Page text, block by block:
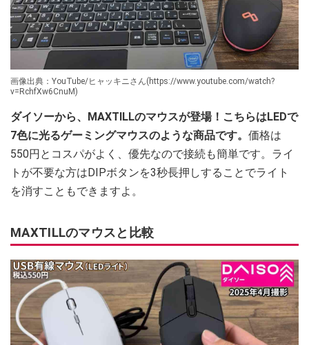
画像出典：YouTube/ヒャッキニさん(https://www.youtube.com/watch?
v=RchfXw6CnuM)
ダイソーから、MAXTILLのマウスが登場！こちらはLEDで
7色に光るゲーミングマウスのような商品です。 価格は
550円とコスパがよく、優先なので接続も簡単です。ライ
トが不要な方はDIPボタンを3秒長押しすることでライト
を消すこともできますよ。
MAXTILLのマウスと比較